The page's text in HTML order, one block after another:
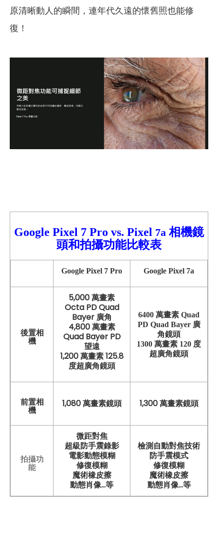
原清晰動人的瞬間，連年代久遠的懷舊照也能修
復！
Google Pixel 7 Pro vs. Pixel 7a 相機鏡
頭和拍攝功能比較表
Google Pixel 7 Pro Google Pixel 7a
後置相
機
5,000 萬畫素
Octa PD Quad
Bayer 廣角
4,800 萬畫素
Quad Bayer PD
望遠
1,200 萬畫素 125.8
度超廣角鏡頭
6400 萬畫素 Quad
PD Quad Bayer 廣
角鏡頭
1300 萬畫素 120 度
超廣角鏡頭
前置相
機
1,080 萬畫素鏡頭 1,300 萬畫素鏡頭
拍攝功
能
微距對焦
超級防手震錄影
電影動態模糊
修復模糊
魔術橡皮擦
動態肖像...等
檢測自動對焦技術
防手震模式
修復模糊
魔術橡皮擦
動態肖像...等